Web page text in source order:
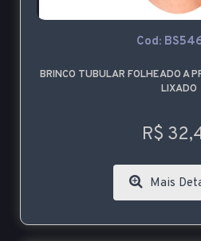
Cod:
BRINCO TUBULAR FOLHEADO A
LIXADO
R$
Mais